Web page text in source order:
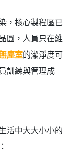
，核心製程區已
圓，人員只在維
塵室的潔淨度可
訓練與管理成
活中大大小小的